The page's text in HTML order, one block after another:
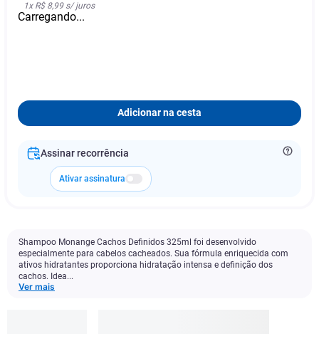
1x R$ 8,99s/ juros
Carregando...
Adicionar na cesta
Assinar recorrência
Ativar assinatura
Shampoo Monange Cachos Definidos 325ml foi desenvolvido
especialmente para cabelos cacheados. Sua fórmula enriquecida com
ativos hidratantes proporciona hidratação intensa e definição dos
cachos. Idea...
Ver mais